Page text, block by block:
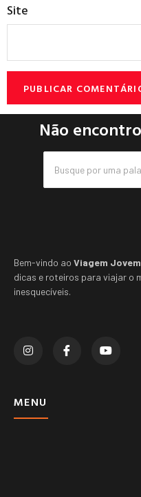
Site
Não
Bem-vindo ao Viagem Jovem
dicas e roteiros para viajar o
inesquecíveis.
MENU